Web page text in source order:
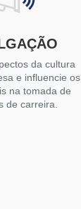
da cultura
e influencie os
na tomada de
de carreira.